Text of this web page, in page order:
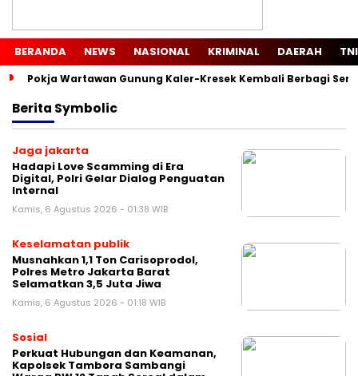
BERANDA NEWS NASIONAL KRIMINAL DAERAH
Pokja Wartawan Gunung Kaler-Kresek Kembali Berbagi
Berita Symbolic
Jaga jakarta
Hadapi Love Scamming di Era
Digital, Polri Gelar Dialog Penguatan
Internal
Kamis, 6 Agustus 2026 - 01:38 WIB
Keselamatan publik
Musnahkan 1,1 Ton Carisoprodol,
Polres Metro Jakarta Barat
Selamatkan 3,5 Juta Jiwa
Kamis, 6 Agustus 2026 - 01:18 WIB
Sosial
Perkuat Hubungan dan Keamanan,
Kapolsek Tambora Sambangi